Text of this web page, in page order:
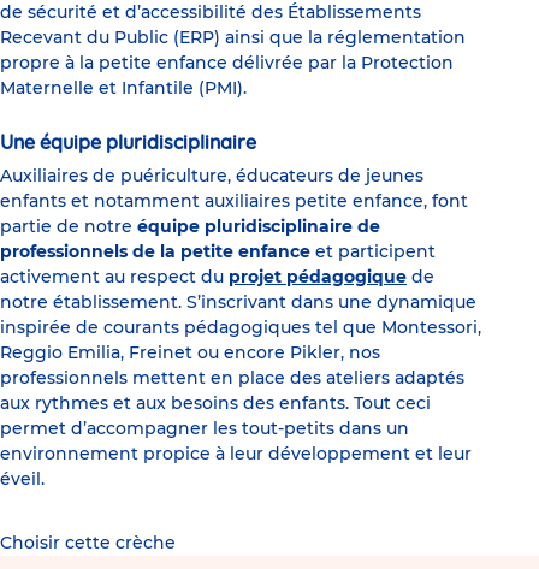
de sécurité et d’accessibilité des Établissements
Recevant du Public (ERP) ainsi que la réglementation
propre à la petite enfance délivrée par la Protection
Maternelle et Infantile (PMI).
Une équipe pluridisciplinaire
Auxiliaires de puériculture, éducateurs de jeunes
enfants et notamment auxiliaires petite enfance, font
partie de notre équipe pluridisciplinaire de
professionnels de la petite enfance et participent
activement au respect du projet pédagogique de
notre établissement. S’inscrivant dans une dynamique
inspirée de courants pédagogiques tel que Montessori,
Reggio Emilia, Freinet ou encore Pikler, nos
professionnels mettent en place des ateliers adaptés
aux rythmes et aux besoins des enfants. Tout ceci
permet d’accompagner les tout-petits dans un
environnement propice à leur développement et leur
éveil.
Choisir cette crèche